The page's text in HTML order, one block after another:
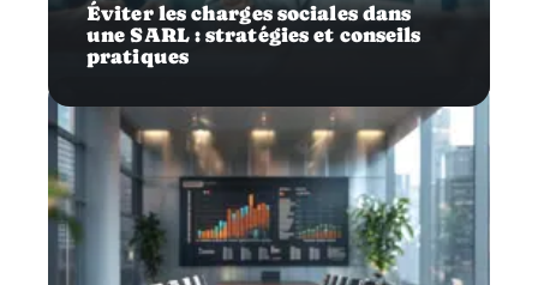
Éviter les charges sociales dans
une SARL : stratégies et conseils
pratiques